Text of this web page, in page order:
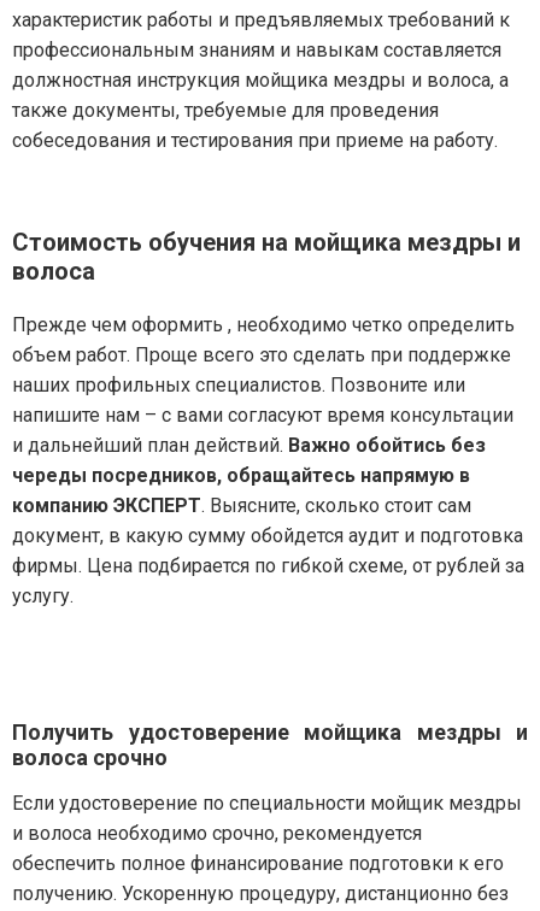
характеристик работы и предъявляемых требований к
профессиональным знаниям и навыкам составляется
должностная инструкция мойщика мездры и волоса, а
также документы, требуемые для проведения
собеседования и тестирования при приеме на работу.
Стоимость обучения на мойщика мездры и
волоса
Прежде чем оформить , необходимо четко определить
объем работ. Проще всего это сделать при поддержке
наших профильных специалистов. Позвоните или
напишите нам – с вами согласуют время консультации
и дальнейший план действий. Важно обойтись без
череды посредников, обращайтесь напрямую в
компанию ЭКСПЕРТ. Выясните, сколько стоит сам
документ, в какую сумму обойдется аудит и подготовка
фирмы. Цена подбирается по гибкой схеме, от рублей за
услугу.
Получить удостоверение мойщика мездры и
волоса срочно
Если удостоверение по специальности мойщик мездры
и волоса необходимо срочно, рекомендуется
обеспечить полное финансирование подготовки к его
получению. Ускоренную процедуру, дистанционно без